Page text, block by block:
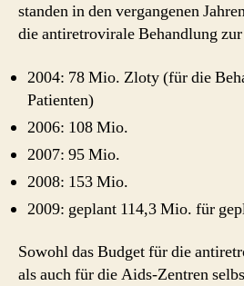
standen in den vergangenen
die antiretrovirale Behandlung
2004: 78 Mio. Zloty (für die
Patienten)
2006: 108 Mio.
2007: 95 Mio.
2008: 153 Mio.
2009: geplant 114,3 Mio. für
Sowohl das Budget für die
als auch für die Aids-Zentren